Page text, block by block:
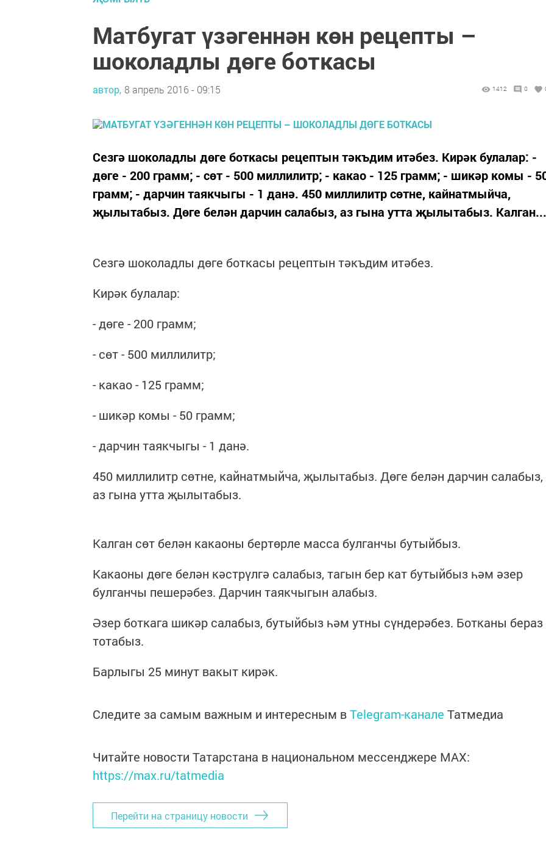
Матбугат үзәгеннән көн рецепты –
шоколадлы дөге боткасы
автор, 8 апрель 2016 - 09:15 1412 0
Сезгә шоколадлы дөге боткасы рецептын тәкъдим итәбез. Кирәк булалар: -
дөге - 200 грамм; - сөт - 500 миллилитр; - какао - 125 грамм; - шикәр комы -
грамм; - дарчин таякчыгы - 1 данә. 450 миллилитр сөтне, кайнатмыйча,
җылытабыз. Дөге белән дарчин салабыз, аз гына утта җылытабыз. Калган...
Сезгә шоколадлы дөге боткасы рецептын тәкъдим итәбез.
Кирәк булалар:
- дөге - 200 грамм;
- сөт - 500 миллилитр;
- какао - 125 грамм;
- шикәр комы - 50 грамм;
- дарчин таякчыгы - 1 данә.
450 миллилитр сөтне, кайнатмыйча, җылытабыз. Дөге белән дарчин салабыз,
аз гына утта җылытабыз.
Калган сөт белән какаоны бертөрле масса булганчы бутыйбыз.
Какаоны дөге белән кәстрүлгә салабыз, тагын бер кат бутыйбыз һәм әзер
булганчы пешерәбез. Дарчин таякчыгын алабыз.
Әзер боткага шикәр салабыз, бутыйбыз һәм утны сүндерәбез. Ботканы бераз
тотабыз.
Барлыгы 25 минут вакыт кирәк.
Следите за самым важным и интересным вTelegram-канале Татмедиа
Читайте новости Татарстана в национальном мессенджере MАХ:
https://max.ru/tatmedia
Перейти на страницу новости